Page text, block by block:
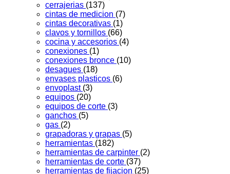
cerrajerias (137)
cintas de medicion (7)
cintas decorativas (1)
clavos y tornillos (66)
cocina y accesorios (4)
conexiones (1)
conexiones bronce (10)
desagues (18)
envases plasticos (6)
envoplast (3)
equipos (20)
equipos de corte (3)
ganchos (5)
gas (2)
grapadoras y grapas (5)
herramientas (182)
herramientas de carpinter (2)
herramientas de corte (37)
herramientas de fijacion (25)